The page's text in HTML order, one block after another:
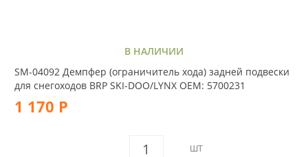
В НАЛИЧИИ
SM-04092 Демпфер (ограничитель хода) задней подвески
для снегоходов BRP SKI-DOO/LYNX OEM: 5700231
1 170 Р
ШТ